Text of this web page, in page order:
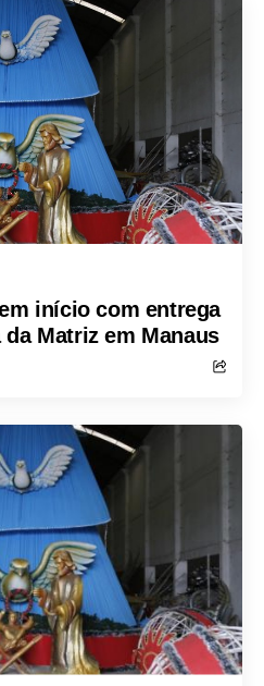
início com entrega
Matriz em Manaus